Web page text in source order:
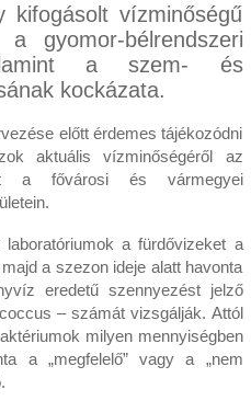
vízminőségű
a gyomor-bélrendszeri
a szem- és
kockázata.
előtt érdemes tájékozódni
aktuális vízminőségéről az
a fővárosi és vármegyei
a fürdővizeket a
a szezon ideje alatt havonta
eredetű szennyezést jelző
– számát vizsgálják. Attól
milyen mennyiségben
a „megfelelő” vagy a „nem